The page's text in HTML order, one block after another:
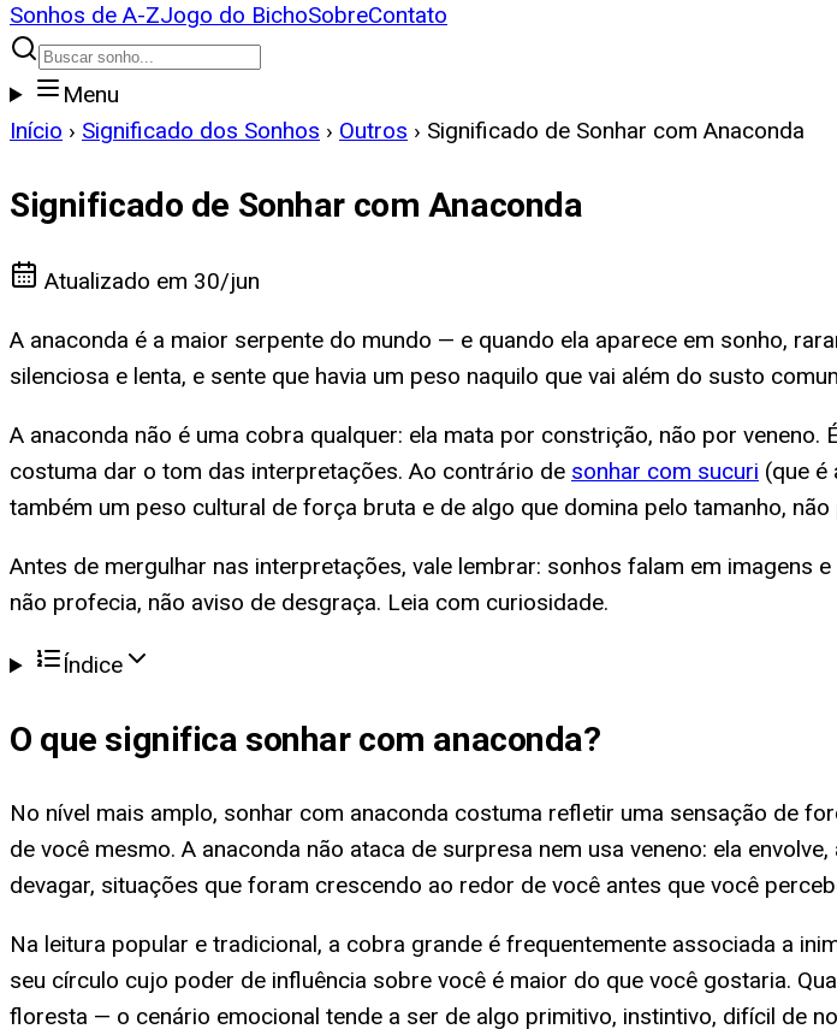
Sonhos de A-ZJogo do BichoSobreContato
Menu
Início › Significado dos Sonhos › Outros › Significado de Sonhar com Anaconda
Significado de Sonhar com Anaconda
Atualizado em 30/jun
A anaconda é a maior serpente do mundo — e quando ela aparece em sonho,
silenciosa e lenta, e sente que havia um peso naquilo que vai além do susto
A anaconda não é uma cobra qualquer: ela mata por constrição, não por
costuma dar o tom das interpretações. Ao contrário de sonhar com sucuri (que é
também um peso cultural de força bruta e de algo que domina pelo tamanho, não
Antes de mergulhar nas interpretações, vale lembrar: sonhos falam em imagens
não profecia, não aviso de desgraça. Leia com curiosidade.
Índice
O que significa sonhar com anaconda?
No nível mais amplo, sonhar com anaconda costuma refletir uma sensação de
de você mesmo. A anaconda não ataca de surpresa nem usa veneno: ela
devagar, situações que foram crescendo ao redor de você antes que você
Na leitura popular e tradicional, a cobra grande é frequentemente associada a
seu círculo cujo poder de influência sobre você é maior do que você gostaria.
floresta — o cenário emocional tende a ser de algo primitivo, instintivo, difícil de